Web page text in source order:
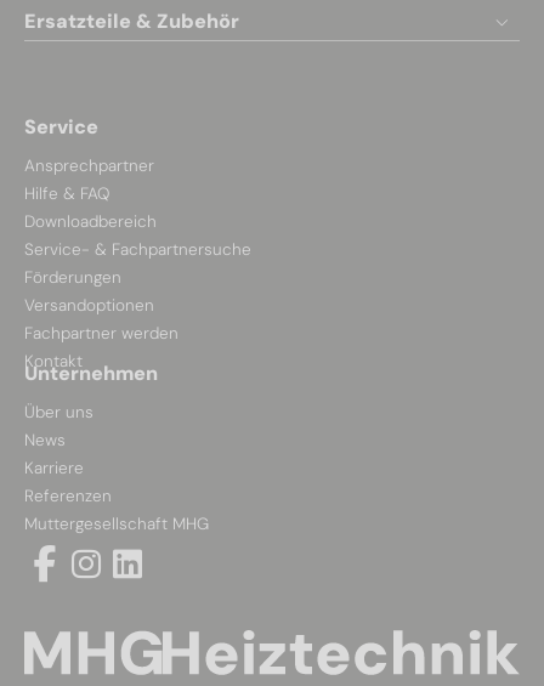
Ersatzteile & Zubehör
Service
Ansprechpartner
Hilfe & FAQ
Downloadbereich
Service- & Fachpartnersuche
Förderungen
Versandoptionen
Fachpartner werden
Kontakt
Unternehmen
Über uns
News
Karriere
Referenzen
Muttergesellschaft MHG